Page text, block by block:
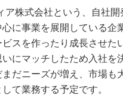
ア株式会社という、自社
に事業を展開している企
ビスを作ったり成長させた
いにマッチしたため入社を
まだニーズが増え、市場も
て業務する予定です。